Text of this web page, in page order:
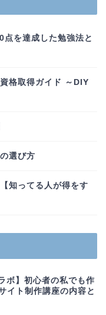
点を達成した勉強法と
格取得ガイド ～DIY
選び方
知ってる人が得をす
ボ】初心者の私でも作
イト制作講座の内容と